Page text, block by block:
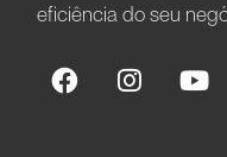
eficiência do seu